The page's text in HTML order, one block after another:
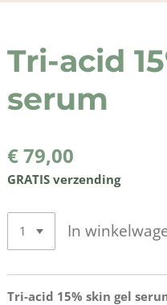
Tri-acid
serum
€ 79,00
GRATIS verzending
In
Tri-acid 15% skin gel